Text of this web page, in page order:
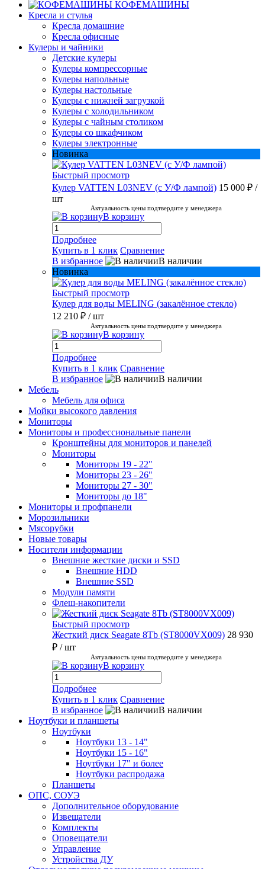
КОФЕМАШИНЫ
Кресла и стулья
Кресла домашние
Кресла офисные
Кулеры и чайники
Детские кулеры
Кулеры компрессорные
Кулеры напольные
Кулеры настольные
Кулеры с нижней загрузкой
Кулеры с холодильником
Кулеры с чайным столиком
Кулеры со шкафчиком
Кулеры электронные
Новинка
Быстрый просмотр
Кулер VATTEN L03NEV (с У/Ф лампой) 15 000 ₽ /
шт
Актуальность цены подтвердите у менеджера
В корзину
Подробнее
Купить в 1 клик Сравнение
В избранное
В наличии
Новинка
Быстрый просмотр
Кулер для воды MELING (закалённое стекло)
12 210 ₽ / шт
Актуальность цены подтвердите у менеджера
В корзину
Подробнее
Купить в 1 клик Сравнение
В избранное
В наличии
Мебель
Мебель для офиса
Мойки высокого давления
Мониторы
Мониторы и профессиональные панели
Кронштейны для мониторов и панелей
Мониторы
Мониторы 19 - 22"
Мониторы 23 - 26"
Мониторы 27 - 30"
Мониторы до 18"
Мониторы и профпанели
Морозильники
Мясорубки
Новые товары
Носители информации
Внешние жесткие диски и SSD
Внешние HDD
Внешние SSD
Модули памяти
Флеш-накопители
Быстрый просмотр
Жесткий диск Seagate 8Tb (ST8000VX009) 28 930
₽ / шт
Актуальность цены подтвердите у менеджера
В корзину
Подробнее
Купить в 1 клик Сравнение
В избранное
В наличии
Ноутбуки и планшеты
Ноутбуки
Ноутбуки 13 - 14"
Ноутбуки 15 - 16"
Ноутбуки 17" и более
Ноутбуки распродажа
Планшеты
ОПС, СОУЭ
Дополнительное оборудование
Извещатели
Комплекты
Оповещатели
Управление
Устройства ДУ